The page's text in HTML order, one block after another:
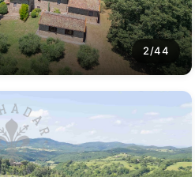
2/44